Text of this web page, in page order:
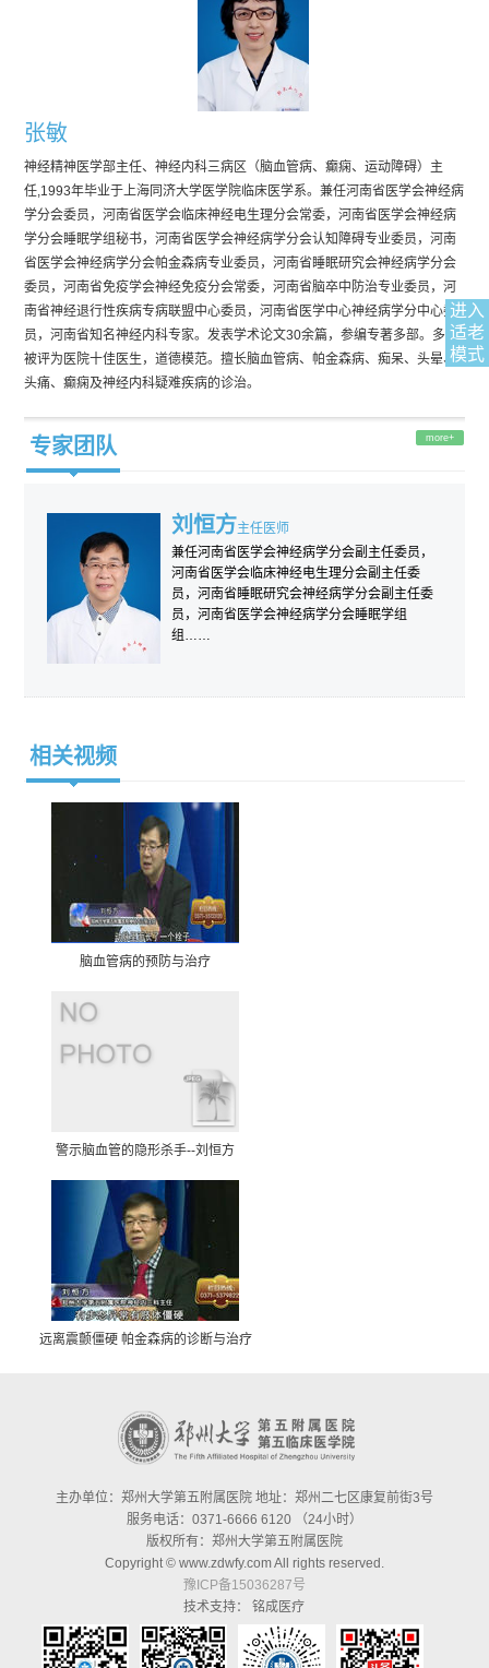
进入
适老
模式
传代谢病等疑难病的诊断和治疗。
张敏
神经精神医学部主任、神经内科三病区（脑血管病、癫痫、运动障碍）主
任,1993年毕业于上海同济大学医学院临床医学系。兼任河南省医学会神经病
学分会委员，河南省医学会临床神经电生理分会常委，河南省医学会神经病
学分会睡眠学组秘书，河南省医学会神经病学分会认知障碍专业委员，河南
省医学会神经病学分会帕金森病专业委员，河南省睡眠研究会神经病学分会
委员，河南省免疫学会神经免疫分会常委，河南省脑卒中防治专业委员，河
南省神经退行性疾病专病联盟中心委员，河南省医学中心神经病学分中心委
员，河南省知名神经内科专家。发表学术论文30余篇，参编专著多部。多次
被评为医院十佳医生，道德模范。擅长脑血管病、帕金森病、痴呆、头晕、
头痛、癫痫及神经内科疑难疾病的诊治。
专家团队 more+
刘恒方主任医师
兼任河南省医学会神经病学分会副主任委员，
河南省医学会临床神经电生理分会副主任委
员，河南省睡眠研究会神经病学分会副主任委
员，河南省医学会神经病学分会睡眠学组
组……
相关视频
脑血管病的预防与治疗
警示脑血管的隐形杀手--刘恒方
远离震颤僵硬 帕金森病的诊断与治疗
主办单位：郑州大学第五附属医院 地址：郑州二七区康复前街3号
服务电话：0371-6666 6120 （24小时）
版权所有：郑州大学第五附属医院
Copyright © www.zdwfy.com All rights reserved.
豫ICP备15036287号
技术支持：铭成医疗